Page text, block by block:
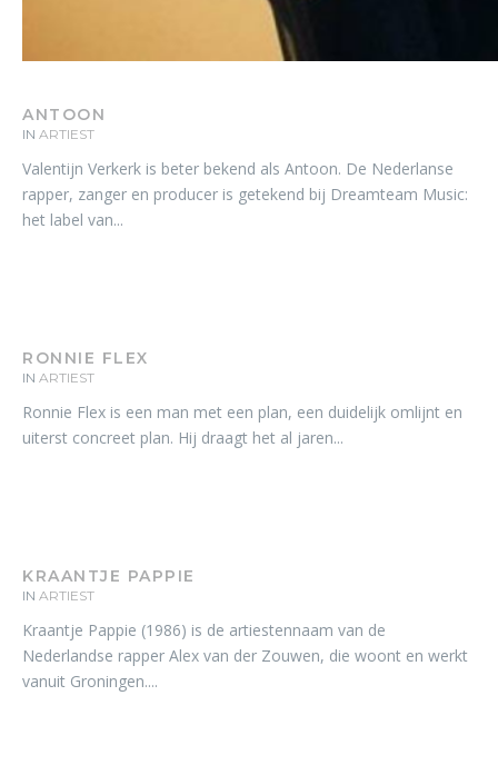
ANTOON
IN ARTIEST
Valentijn Verkerk is beter bekend als Antoon. De Nederlanse
rapper, zanger en producer is getekend bij Dreamteam Music:
het label van...
RONNIE FLEX
IN ARTIEST
Ronnie Flex is een man met een plan, een duidelijk omlijnt en
uiterst concreet plan. Hij draagt het al jaren...
KRAANTJE PAPPIE
IN ARTIEST
Kraantje Pappie (1986) is de artiestennaam van de
Nederlandse rapper Alex van der Zouwen, die woont en werkt
vanuit Groningen....